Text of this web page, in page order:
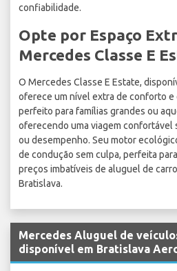
confiabilidade.
Opte por Espaço
Mercedes Classe E
O Mercedes Classe E Estate,
oferece um nível extra de conforto e
perfeito para famílias grandes ou
oferecendo uma viagem confortável
ou desempenho. Seu motor
de condução sem culpa, perfeita
preços imbatíveis de aluguel de
Bratislava.
Mercedes Aluguel de
disponível em Bratislava